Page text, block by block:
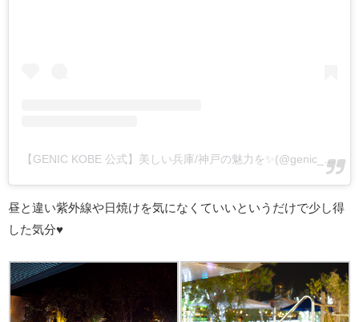
【GENIC KOBE 公式】美しい兵庫/神戸の魅力を✨(@genic_kobe)がシェアした投稿
昼と違い紫外線や日焼けを気になくていいというだけで少し得
した気分♥